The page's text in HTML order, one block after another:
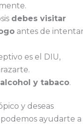
debes visitar
antes de
es el DIU,
y tabaco.
y deseas
ayudarte a